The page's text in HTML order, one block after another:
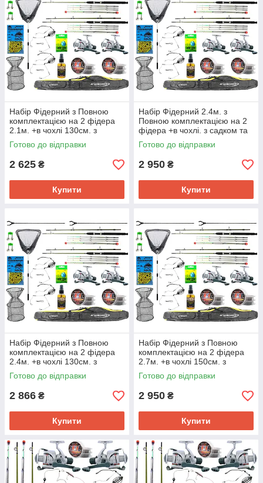
Набір Фідерний з Повною
комплектацією на 2 фідера
2.1м. +в чохлі 130см. з
садком та підсаком
Готово до відправки
2 625 ₴
Купити
Набір Фідерний 2.4м. з
Повною комплектацією на 2
фідера +в чохлі. з садком та
підсаком
Готово до відправки
2 950 ₴
Купити
Набір Фідерний з Повною
комплектацією на 2 фідера
2.4м. +в чохлі 130см. з
садком та підсаком
Готово до відправки
2 866 ₴
Купити
Набір Фідерний з Повною
комплектацією на 2 фідера
2.7м. +в чохлі 150см. з
садком та підсаком
Готово до відправки
2 950 ₴
Купити